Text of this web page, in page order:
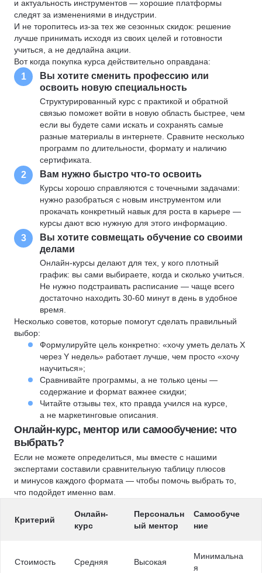
и актуальность инструментов — хорошие платформы
следят за изменениями в индустрии.
И не торопитесь из-за тех же сезонных скидок: решение
лучше принимать исходя из своих целей и готовности
учиться, а не дедлайна акции.
Вот когда покупка курса действительно оправдана:
1
Вы хотите сменить профессию или
освоить новую специальность
Структурированный курс с практикой и обратной
связью поможет войти в новую область быстрее, чем
если вы будете сами искать и сохранять самые
разные материалы в интернете. Сравните несколько
программ по длительности, формату и наличию
сертификата.
2 Вам нужно быстро что-то освоить
Курсы хорошо справляются с точечными задачами:
нужно разобраться с новым инструментом или
прокачать конкретный навык для роста в карьере —
курсы дают всю нужную для этого информацию.
3
Вы хотите совмещать обучение со своими
делами
Онлайн-курсы делают для тех, у кого плотный
график: вы сами выбираете, когда и сколько учиться.
Не нужно подстраивать расписание — чаще всего
достаточно находить 30-60 минут в день в удобное
время.
Несколько советов, которые помогут сделать правильный
выбор:
Формулируйте цель конкретно: «хочу уметь делать X
через Y недель» работает лучше, чем просто «хочу
научиться»;
Сравнивайте программы, а не только цены —
содержание и формат важнее скидки;
Читайте отзывы тех, кто правда учился на курсе,
а не маркетинговые описания.
Онлайн-курс, ментор или самообучение: что
выбрать?
Если не можете определиться, мы вместе с нашими
экспертами составили сравнительную таблицу плюсов
и минусов каждого формата — чтобы помочь выбрать то,
что подойдет именно вам.
Критерий
Онлайн-
курс
Персональн
ый ментор
Самообуче
ние
Стоимость Средняя Высокая
Минимальна
я